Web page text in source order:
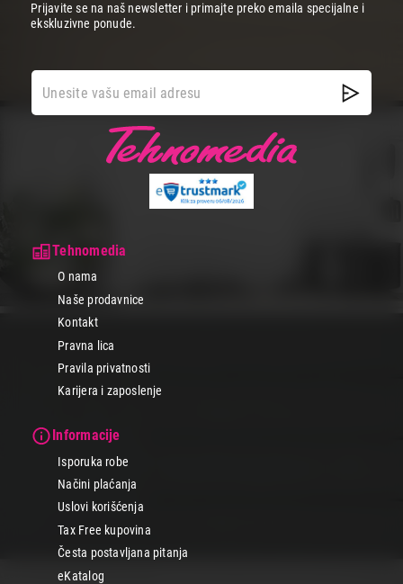
Tehnomedia
O nama
Naše prodavnice
Kontakt
Pravna lica
Pravila privatnosti
Karijera i zaposlenje
Informacije
Isporuka robe
Načini plaćanja
Uslovi korišćenja
Tax Free kupovina
Česta postavljana pitanja
eKatalog
Prijavite se na naš newsletter i primajte preko emaila specijalne i
ekskluzivne ponude.